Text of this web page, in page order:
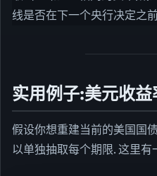
线是否在下一个央行决定之
实用例子:美元收
假设你想重建当前的美国国
以单独抽取每个期限. 这里